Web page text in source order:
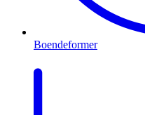
Boendeformer